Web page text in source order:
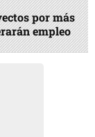
por más
empleo